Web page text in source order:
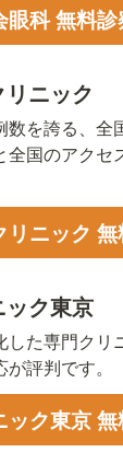
眼科 無料
ニック
数を誇る、全
全国のアクセ
リニック
ク東京
した専門クリ
評判です。
ック東京